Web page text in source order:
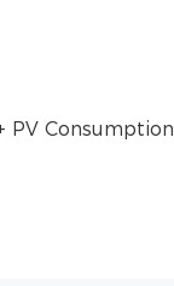
PV Consumption